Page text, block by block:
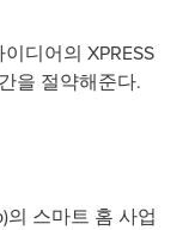
디어의 XPRESS
을 절약해준다.
의 스마트 홈 사업